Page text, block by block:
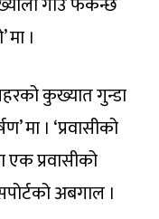
।
कुख्यात गुन्डा
मा । ‘प्रवासीको
एक प्रवासीको
अबगाल ।